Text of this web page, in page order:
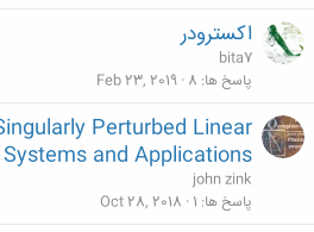
اکسترودر
bita7
پاسخ ها 8
Feb 23, 2019
Perturbed Linear
Systems and Applications
john zink
پاسخ ها 1
Oct 28, 2018